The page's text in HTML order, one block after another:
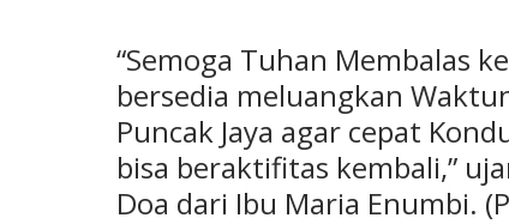
“Semoga Tuhan Membalas
bersedia meluangkan
Puncak Jaya agar cepat
bisa beraktifitas kembali,”
Doa dari Ibu Maria Enumbi.